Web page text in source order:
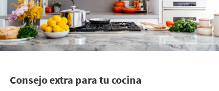
Consejo extra para tu cocina